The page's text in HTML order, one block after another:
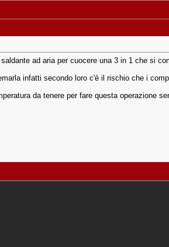
ad aria per cuocere una 3 in 1 che si
infatti secondo loro c'è il rischio che i
da tenere per fare questa operazione